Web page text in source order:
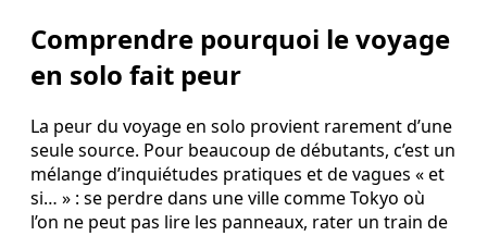
Comprendre pourquoi le voyage
en solo fait peur
La peur du voyage en solo provient rarement d’une
seule source. Pour beaucoup de débutants, c’est un
mélange d’inquiétudes pratiques et de vagues « et
si… » : se perdre dans une ville comme Tokyo où
l’on ne peut pas lire les panneaux, rater un train de